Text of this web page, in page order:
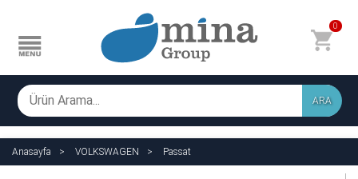
0
ARA
Anasayfa VOLKSWAGEN Passat